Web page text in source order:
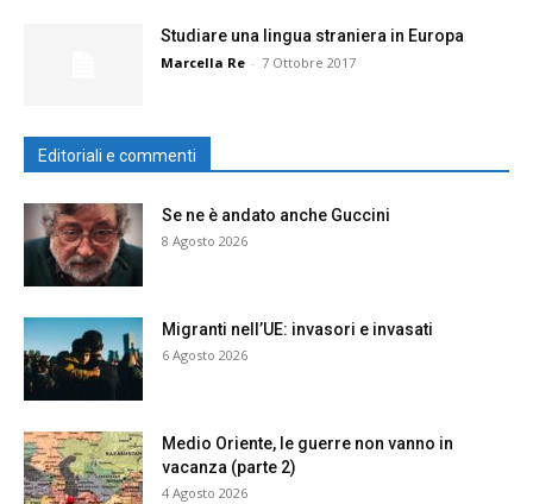
Studiare una lingua straniera in Europa
Marcella Re - 7 Ottobre 2017
Editoriali e commenti
Se ne è andato anche Guccini
8 Agosto 2026
Migranti nell’UE: invasori e invasati
6 Agosto 2026
Medio Oriente, le guerre non vanno in
vacanza (parte 2)
4 Agosto 2026